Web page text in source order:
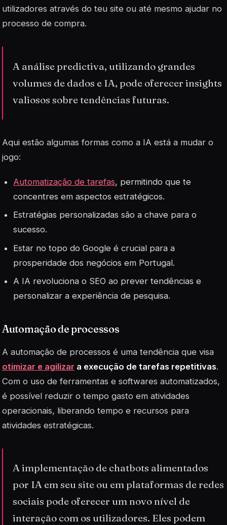
utilizadores através do teu site ou até mesmo ajudar no
processo de compra.
A análise predictiva, utilizando grandes
volumes de dados e IA, pode oferecer insights
valiosos sobre tendências futuras.
Aqui estão algumas formas como a IA está a mudar o
jogo:
Automatização de tarefas, permitindo que te
concentres em aspectos estratégicos.
Estratégias personalizadas são a chave para o
sucesso.
Estar no topo do Google é crucial para a
prosperidade dos negócios em Portugal.
A IA revoluciona o SEO ao prever tendências e
personalizar a experiência de pesquisa.
Automação de processos
A automação de processos é uma tendência que visa
otimizar e agilizar a execução de tarefas repetitivas.
Com o uso de ferramentas e softwares automatizados,
é possível reduzir o tempo gasto em atividades
operacionais, liberando tempo e recursos para
atividades estratégicas.
A implementação de chatbots alimentados
por IA em seu site ou em plataformas de redes
sociais pode oferecer um novo nível de
interação com os utilizadores. Eles podem